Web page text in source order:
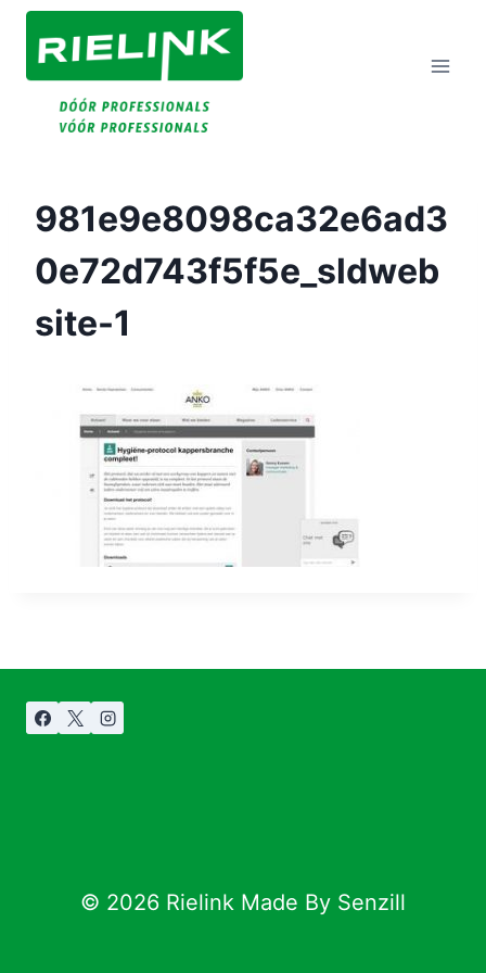
Doorgaan
Naar
Inhoud
981e9e8098ca32e6ad3
0e72d743f5f5e_sldweb
Site-1
© 2026 Rielink Made By Senzill